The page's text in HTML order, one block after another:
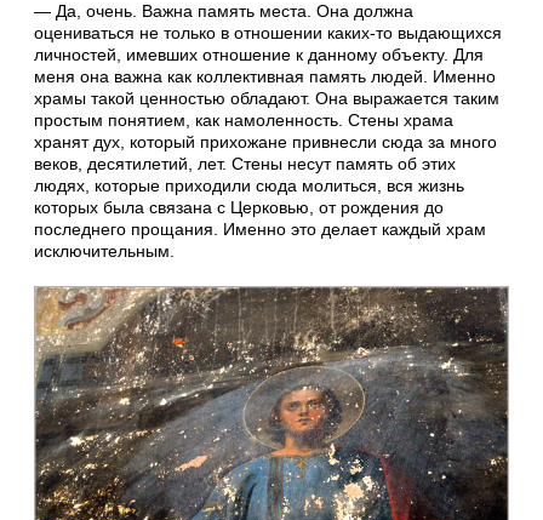
— Да, очень. Важна память места. Она должна
оцениваться не только в отношении каких-то выдающихся
личностей, имевших отношение к данному объекту. Для
меня она важна как коллективная память людей. Именно
храмы такой ценностью обладают. Она выражается таким
простым понятием, как намоленность. Стены храма
хранят дух, который прихожане привнесли сюда за много
веков, десятилетий, лет. Стены несут память об этих
людях, которые приходили сюда молиться, вся жизнь
которых была связана с Церковью, от рождения до
последнего прощания. Именно это делает каждый храм
исключительным.